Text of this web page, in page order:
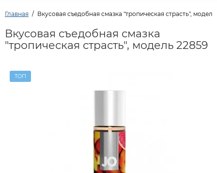
Главная Вкусовая съедобная смазка "тропическая страсть",
Вкусовая съедобная смазка
"тропическая страсть", модель 22859
ТОП